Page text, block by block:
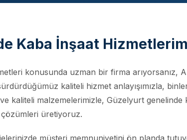
Kaba İnşaat
konusunda uzman bir firma arıyorsanız,
kaliteli hizmet anlayışımızla,
kaliteli malzemelerimizle, Güzelyurt genelinde
çözümleri üretiyoruz.
müşteri memnuniyetini ön planda